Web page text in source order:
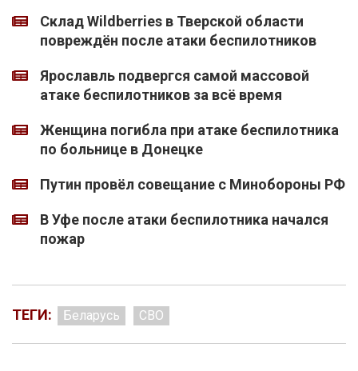
Склад Wildberries в Тверской области
повреждён после атаки беспилотников
Ярославль подвергся самой массовой
атаке беспилотников за всё время
Женщина погибла при атаке беспилотника
по больнице в Донецке
Путин провёл совещание с Минобороны РФ
В Уфе после атаки беспилотника начался
пожар
ТЕГИ: Беларусь СВО